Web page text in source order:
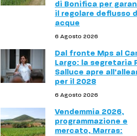
di Bonifica per
il regolare deflusso
acque
6 Agosto 2026
Dal fronte Mps al
Largo: la segretaria
Salluce apre
per il 2028
6 Agosto 2026
Vendemmia 2026,
programmazione e
mercato, Marras: